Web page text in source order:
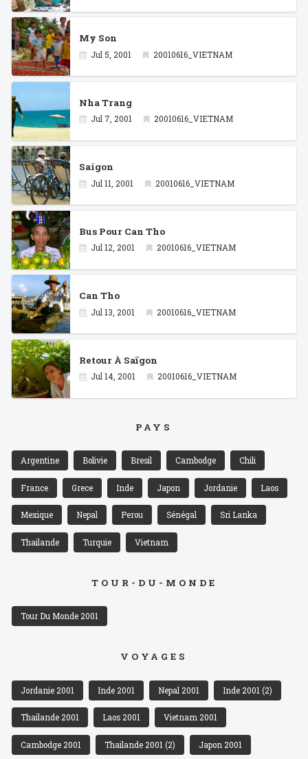
My Son
Jul 5, 2001 20010616_VIETNAM
Nha Trang
Jul 7, 2001 20010616_VIETNAM
Saigon
Jul 11, 2001 20010616_VIETNAM
Bus Pour Can Tho
Jul 12, 2001 20010616_VIETNAM
Can Tho
Jul 13, 2001 20010616_VIETNAM
Retour À Saïgon
Jul 14, 2001 20010616_VIETNAM
PAYS
Argentine Bolivie Bresil Cambodge Chili
France Grece Inde Japon Jordanie Laos
Mexique Nepal Perou Sénégal Sri Lanka
Thailande Turquie Vietnam
TOUR-DU-MONDE
Tour Du Monde 2001
VOYAGES
Jordanie 2001 Inde 2001 Nepal 2001 Inde 2001 (2)
Thailande 2001 Laos 2001 Vietnam 2001
Cambodge 2001 Thailande 2001 (2) Japon 2001